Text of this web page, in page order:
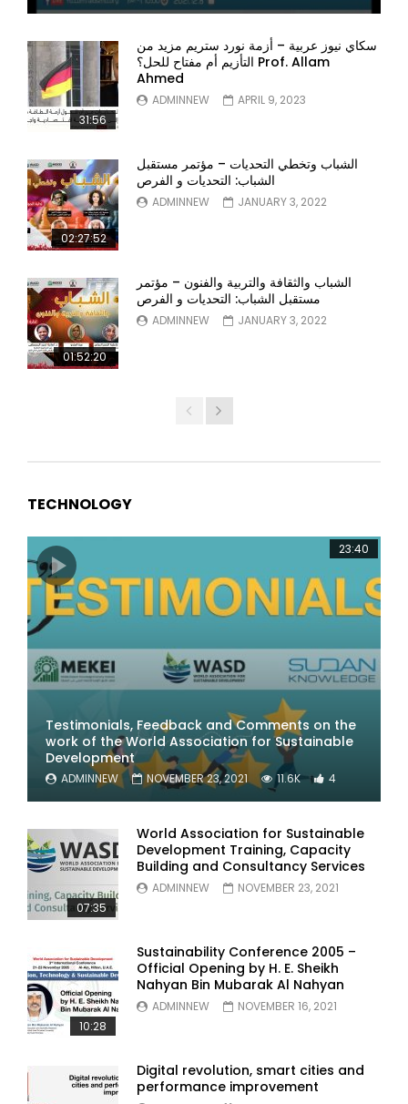
31:56
سكاي نيوز عربية – أزمة نورد ستريم مزيد من
التأزيم أم مفتاح للحل؟ Prof. Allam
Ahmed
ADMINNEW APRIL 9, 2023
02:27:52
الشباب وتخطي التحديات – مؤتمر مستقبل
الشباب: التحديات و الفرص
ADMINNEW JANUARY 3, 2022
01:52:20
الشباب والثقافة والتربية والفنون – مؤتمر
مستقبل الشباب: التحديات و الفرص
ADMINNEW JANUARY 3, 2022
TECHNOLOGY
23:40
Testimonials, Feedback and Comments on the
work of the World Association for Sustainable
Development
ADMINNEW NOVEMBER 23, 2021 11.6K 4
07:35
World Association for Sustainable
Development Training, Capacity
Building and Consultancy Services
ADMINNEW NOVEMBER 23, 2021
10:28
Sustainability Conference 2005 –
Official Opening by H. E. Sheikh
Nahyan Bin Mubarak Al Nahyan
ADMINNEW NOVEMBER 16, 2021
Digital revolution, smart cities and
performance improvement